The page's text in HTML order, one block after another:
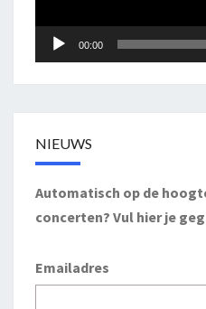
00:00
NIEUWS
Automatisch op de
concerten? Vul hier je
Emailadres